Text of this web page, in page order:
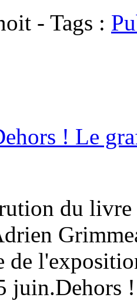
- Tags :
! Le
du
de
juin.Dehors